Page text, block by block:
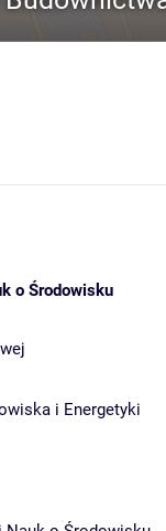
o Środowisku
i Energetyki